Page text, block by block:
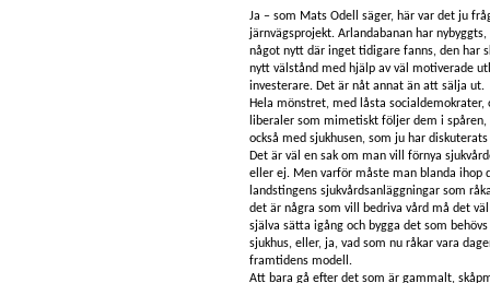
Ja – som Mats Odell säger, här var det ju
järnvägsprojekt. Arlandabanan har
något nytt där inget tidigare fanns, den har
nytt välstånd med hjälp av väl motiverade
investerare. Det är nåt annat än att sälja ut.
Hela mönstret, med låsta socialdemokrater,
liberaler som mimetiskt följer dem i spåren,
också med sjukhusen, som ju har
Det är väl en sak om man vill förnya
eller ej. Men varför måste man blanda ihop
landstingens sjukvårdsanläggningar som
det är några som vill bedriva vård må det
själva sätta igång och bygga det som
sjukhus, eller, ja, vad som nu råkar vara
framtidens modell.
Att bara gå efter det som är gammalt,